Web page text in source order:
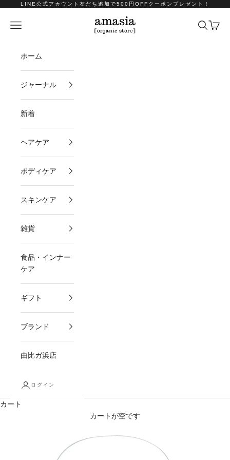
コンテンツへスキップ
LINE公式アカウント友だち追加で500円OFFクーポンプレゼント！
amasia organic store
メニュー 検索カート
ホーム
ジャーナル
新着
ヘアケア
ボディケア
スキンケア
雑貨
食品・インナー
ケア
ギフト
ブランド
由比ガ浜店
ログイン
カート
カートが空です